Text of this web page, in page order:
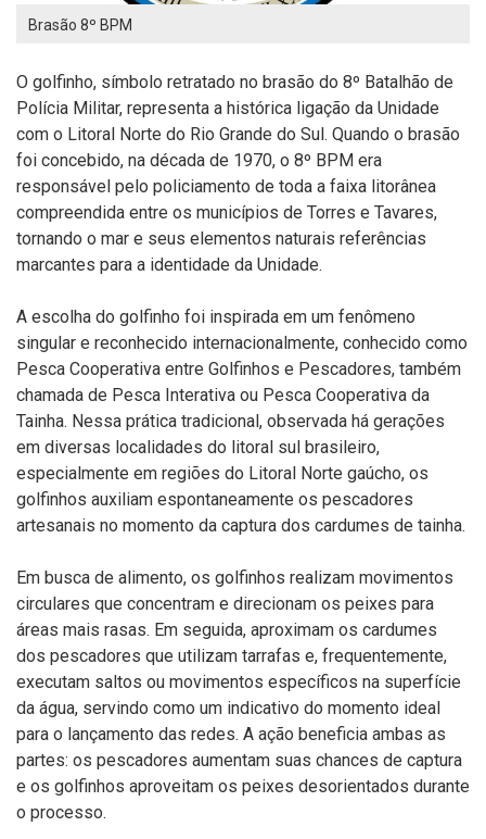
Brasão 8º BPM
O golfinho, símbolo retratado no brasão do 8º Batalhão de
Polícia Militar, representa a histórica ligação da Unidade
com o Litoral Norte do Rio Grande do Sul. Quando o brasão
foi concebido, na década de 1970, o 8º BPM era
responsável pelo policiamento de toda a faixa litorânea
compreendida entre os municípios de Torres e Tavares,
tornando o mar e seus elementos naturais referências
marcantes para a identidade da Unidade.
A escolha do golfinho foi inspirada em um fenômeno
singular e reconhecido internacionalmente, conhecido como
Pesca Cooperativa entre Golfinhos e Pescadores, também
chamada de Pesca Interativa ou Pesca Cooperativa da
Tainha. Nessa prática tradicional, observada há gerações
em diversas localidades do litoral sul brasileiro,
especialmente em regiões do Litoral Norte gaúcho, os
golfinhos auxiliam espontaneamente os pescadores
artesanais no momento da captura dos cardumes de tainha.
Em busca de alimento, os golfinhos realizam movimentos
circulares que concentram e direcionam os peixes para
áreas mais rasas. Em seguida, aproximam os cardumes
dos pescadores que utilizam tarrafas e, frequentemente,
executam saltos ou movimentos específicos na superfície
da água, servindo como um indicativo do momento ideal
para o lançamento das redes. A ação beneficia ambas as
partes: os pescadores aumentam suas chances de captura
e os golfinhos aproveitam os peixes desorientados durante
o processo.